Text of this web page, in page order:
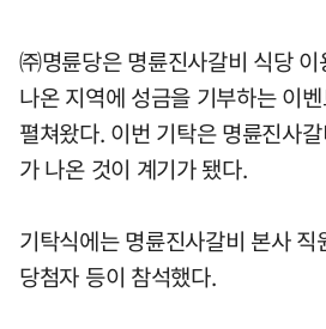
㈜명륜당은 명륜진사갈비 식당
나온 지역에 성금을 기부하는 이
펼쳐왔다. 이번 기탁은 명륜진사
가 나온 것이 계기가 됐다.
기탁식에는 명륜진사갈비 본사
당첨자 등이 참석했다.